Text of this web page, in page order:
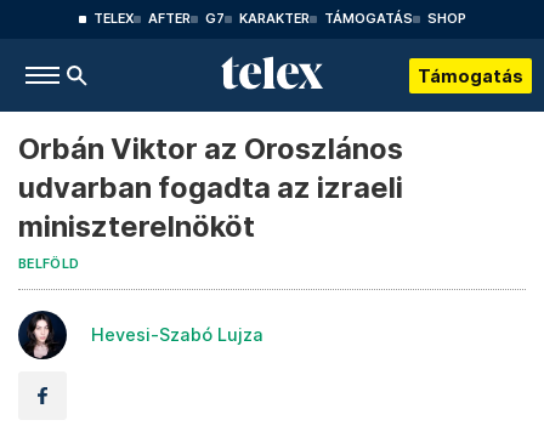
TELEX AFTER G7 KARAKTER TÁMOGATÁS SHOP
Támogatás
Orbán Viktor az Oroszlános
udvarban fogadta az izraeli
miniszterelnököt
BELFÖLD
Hevesi-Szabó Lujza